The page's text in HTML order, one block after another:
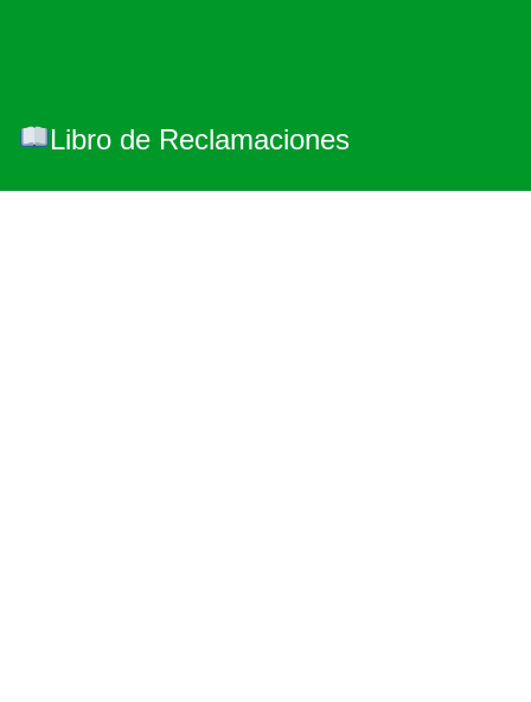
Libro de Reclamaciones